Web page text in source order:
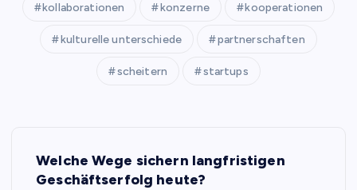
kollaborationen konzerne kooperationen
kulturelle unterschiede partnerschaften
scheitern startups
Welche Wege sichern langfristigen
Geschäftserfolg heute?